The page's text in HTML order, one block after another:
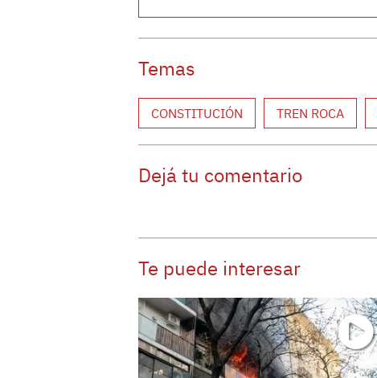
Temas
CONSTITUCIÓN TREN ROCA
Dejá tu comentario
Te puede interesar